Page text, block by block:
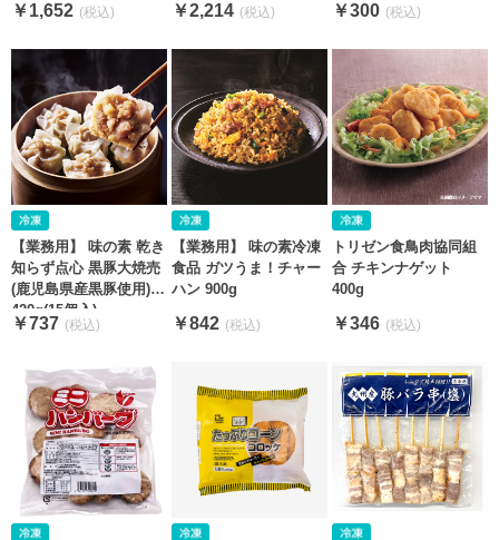
￥1,652 ￥2,214 ￥300
【業務用】 味の素 乾き
知らず点心 黒豚大焼売
(鹿児島県産黒豚使用)
420g(15個入)
￥737
【業務用】 味の素冷凍
食品 ガツうま！チャー
ハン 900g
￥842
トリゼン食鳥肉協同組
合 チキンナゲット
400g
￥346